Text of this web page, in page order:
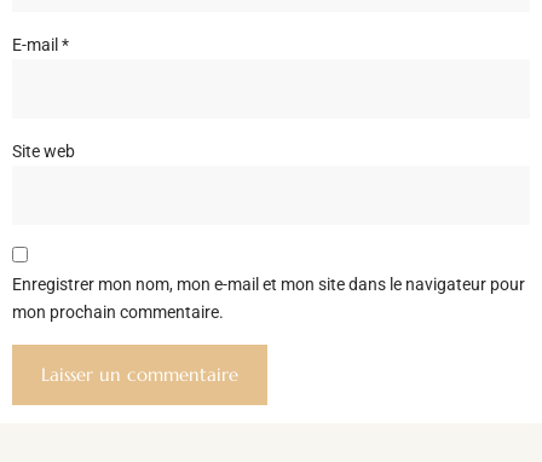
E-mail *
Site web
Enregistrer mon nom, mon e-mail et mon site dans le navigateur pour
mon prochain commentaire.